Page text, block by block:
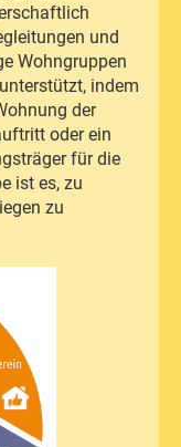
und
Wohngruppen
indem
der
oder ein
für die
ist es, zu
zu